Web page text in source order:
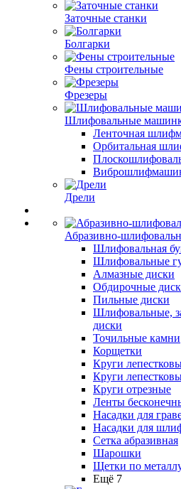
Заточные станки
Болгарки
Фены строительные
Фрезеры
Шлифовальные
Ленточная
Орбитальная
Дрели
Абразивно-
Шлифовальная
Шлифовальные
Алмазные диски
Обдирочные
Пильные диски
Шлифовальные,
диски
Точильные камни
Корщетки
Круги
Круги
Круги отрезные
Ленты
Насадки для
Насадки для
Сетка абразивная
Шарошки
Щетки по
Ещё 7